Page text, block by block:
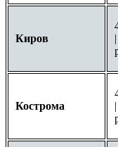
Киров
Кострома